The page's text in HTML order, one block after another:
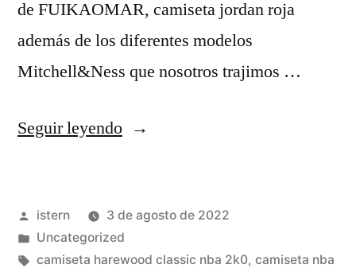
de FUIKAOMAR, camiseta jordan roja
además de los diferentes modelos
Mitchell&Ness que nosotros trajimos …
Seguir leyendo«camiseta
para
un
Publicado
por
istern
3 de agosto de 2022
Publicado
en
Uncategorized
Etiquetas:
camiseta harewood classic nba 2k0, camiseta nba